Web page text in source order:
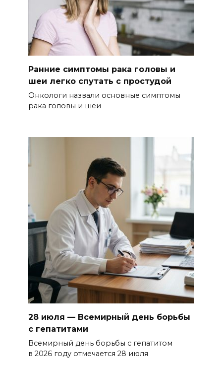
Ранние симптомы рака головы и
шеи легко спутать с простудой
Онкологи назвали основные симптомы
рака головы и шеи
28 июля — Всемирный день борьбы
с гепатитами
Всемирный день борьбы с гепатитом
в 2026 году отмечается 28 июля